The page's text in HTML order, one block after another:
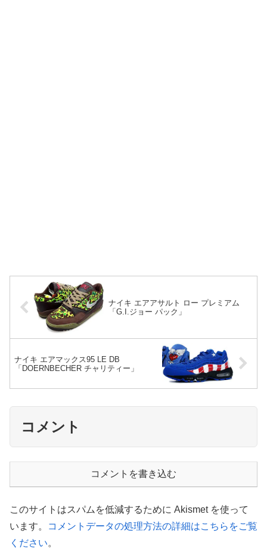
ナイキ エアアサルト ロー プレミアム
「G.I.ジョー パック」
ナイキ エアマックス95 LE DB
「DOERNBECHER チャリティー」
コメント
コメントを書き込む
このサイトはスパムを低減するために Akismet を使って
います。
コメントデータの処理方法の詳細はこちらをご覧
ください。